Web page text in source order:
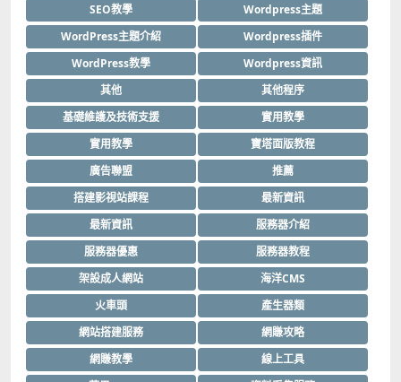
SEO教學
Wordpress主題
WordPress主題介紹
Wordpress插件
WordPress教學
Wordpress資訊
其他
其他程序
基礎維護及技術支援
實用教學
實用教學
寶塔面版教程
廣告聯盟
推薦
搭建影視站課程
最新資訊
最新資訊
服務器介紹
服務器優惠
服務器教程
架設成人網站
海洋CMS
火車頭
產生器類
網站搭建服務
網賺攻略
網賺教學
線上工具